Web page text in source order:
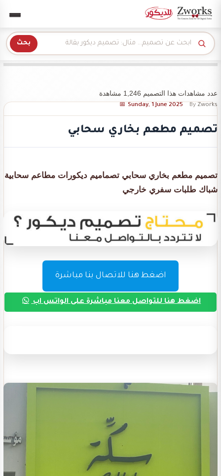
عدد مشاهدات هذا التصميم 1,246 مشاهدة
Sunday, 1 June 2025 By Zworks
تصميم مطعم بخاري سحابي
تصميم مطعم بخاري سحابي تصماميم ديكورات مطاعم سحابية
شباك طلبات سفري خارجي
اضغط هنا للاتصال بنا مباشرة
اضغط هنا للتواصل معنا مباشرة على الواتس اب
Zworks للديكور
بحث